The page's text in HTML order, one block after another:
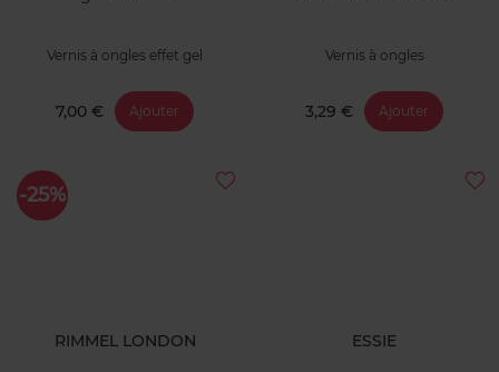
Vernis à ongles effet gel
7,00 € Ajouter
Vernis à ongles
3,29 € Ajouter
-25%
RIMMEL LONDON ESSIE